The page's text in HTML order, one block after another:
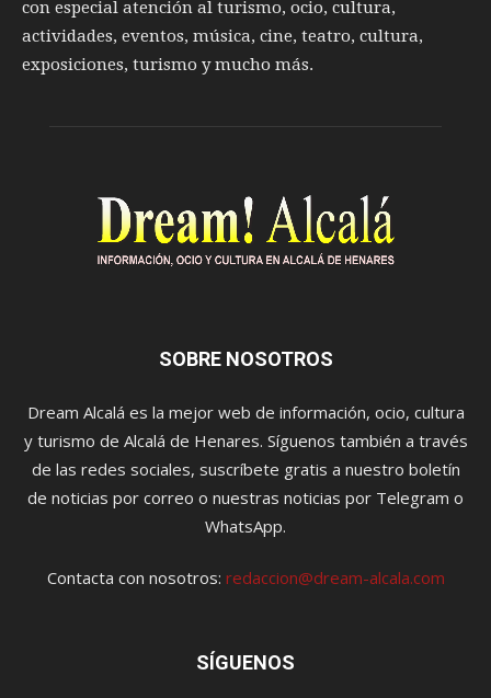
con especial atención al turismo, ocio, cultura,
actividades, eventos, música, cine, teatro, cultura,
exposiciones, turismo y mucho más.
SOBRE NOSOTROS
Dream Alcalá es la mejor web de información, ocio, cultura
y turismo de Alcalá de Henares. Síguenos también a través
de las redes sociales, suscríbete gratis a nuestro boletín
de noticias por correo o nuestras noticias por Telegram o
WhatsApp.
Contacta con nosotros: redaccion@dream-alcala.com
SÍGUENOS